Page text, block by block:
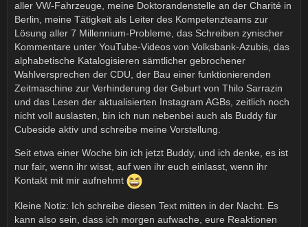
aller VW-Fahrzeuge, meine Doktorandenstelle an der Charité in
Berlin, meine Tätigkeit als Leiter des Kompetenzteams zur
Lösung aller 7 Millennium-Probleme, das Schreiben zynischer
Kommentare unter YouTube-Videos von Volksbank-Azubis, das
alphabetische Katalogisieren sämtlicher gebrochener
Wahlversprechen der CDU, der Bau einer funktionierenden
Zeitmaschine zur Verhinderung der Geburt von Thilo Sarrazin
und das Lesen der aktualisierten Instagram AGBs, zeitlich noch
nicht voll auslasten, bin ich nun nebenbei auch als Buddy für
Cubeside aktiv und schreibe meine Vorstellung.
Seit etwa einer Woche bin ich jetzt Buddy, und ich denke, es ist
nur fair, wenn ihr wisst, auf wen ihr euch einlasst, wenn ihr
Kontakt mit mir aufnehmt
Kleine Notiz: Ich schreibe diesen Text mitten in der Nacht. Es
kann also sein, dass ich morgen aufwache, eure Reaktionen